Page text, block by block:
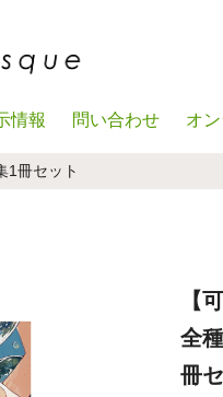
情報 問い合わせ オ
1冊セット
【
全
冊